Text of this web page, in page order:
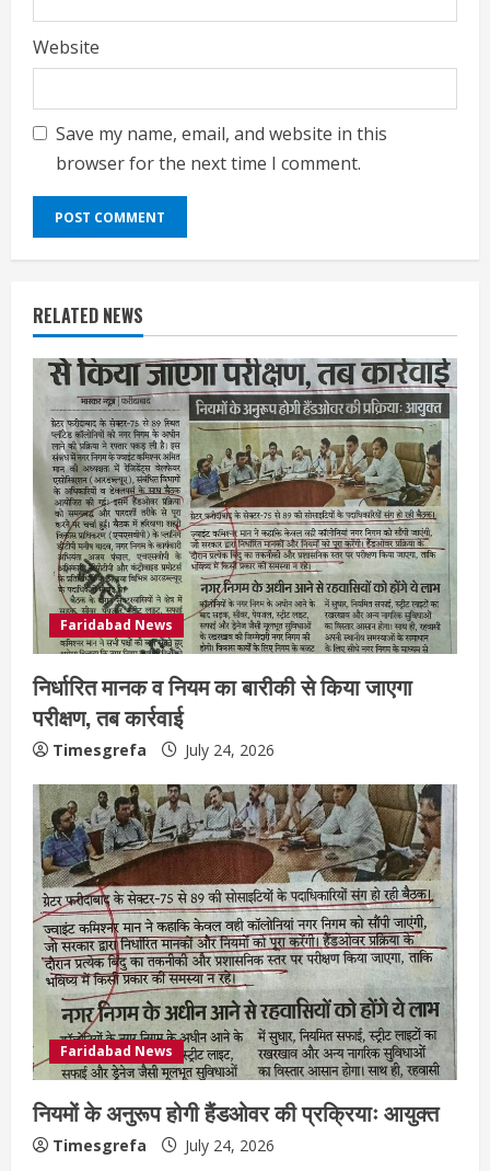
Website
Save my name, email, and website in this
browser for the next time I comment.
RELATED NEWS
Faridabad News
निर्धारित मानक व नियम का बारीकी से किया जाएगा
परीक्षण, तब कार्रवाई
Timesgrefa July 24, 2026
Faridabad News
नियमों के अनुरूप होगी हैंडओवर की प्रक्रियाः आयुक्त
Timesgrefa July 24, 2026